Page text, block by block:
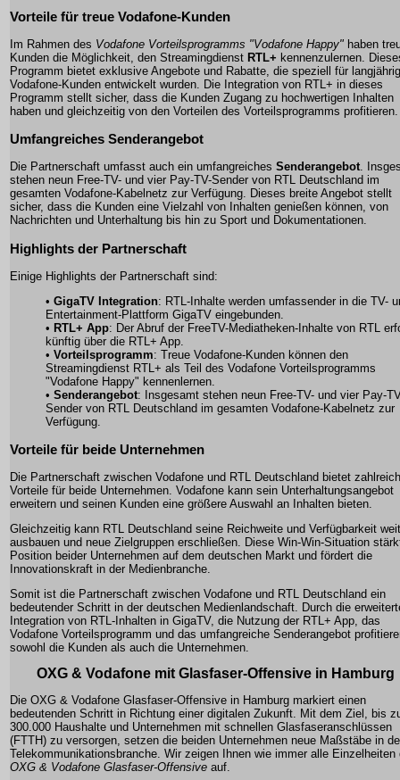
Vorteile für treue Vodafone-Kunden
Im Rahmen des Vodafone Vorteilsprogramms "Vodafone Happy" haben
Kunden die Möglichkeit, den Streamingdienst RTL+ kennenzulernen.
Programm bietet exklusive Angebote und Rabatte, die speziell für
Vodafone-Kunden entwickelt wurden. Die Integration von RTL+ in dieses
Programm stellt sicher, dass die Kunden Zugang zu hochwertigen Inhalten
haben und gleichzeitig von den Vorteilen des Vorteilsprogramms profitieren.
Umfangreiches Senderangebot
Die Partnerschaft umfasst auch ein umfangreiches Senderangebot.
stehen neun Free-TV- und vier Pay-TV-Sender von RTL Deutschland im
gesamten Vodafone-Kabelnetz zur Verfügung. Dieses breite Angebot stellt
sicher, dass die Kunden eine Vielzahl von Inhalten genießen können, von
Nachrichten und Unterhaltung bis hin zu Sport und Dokumentationen.
Highlights der Partnerschaft
Einige Highlights der Partnerschaft sind:
• GigaTV Integration: RTL-Inhalte werden umfassender in die TV-
Entertainment-Plattform GigaTV eingebunden.
• RTL+ App: Der Abruf der FreeTV-Mediatheken-Inhalte von RTL
künftig über die RTL+ App.
• Vorteilsprogramm: Treue Vodafone-Kunden können den
Streamingdienst RTL+ als Teil des Vodafone Vorteilsprogramms
"Vodafone Happy" kennenlernen.
• Senderangebot: Insgesamt stehen neun Free-TV- und vier Pay-
Sender von RTL Deutschland im gesamten Vodafone-Kabelnetz zur
Verfügung.
Vorteile für beide Unternehmen
Die Partnerschaft zwischen Vodafone und RTL Deutschland bietet
Vorteile für beide Unternehmen. Vodafone kann sein Unterhaltungsangebot
erweitern und seinen Kunden eine größere Auswahl an Inhalten bieten.
Gleichzeitig kann RTL Deutschland seine Reichweite und Verfügbarkeit
ausbauen und neue Zielgruppen erschließen. Diese Win-Win-Situation
Position beider Unternehmen auf dem deutschen Markt und fördert die
Innovationskraft in der Medienbranche.
Somit ist die Partnerschaft zwischen Vodafone und RTL Deutschland ein
bedeutender Schritt in der deutschen Medienlandschaft. Durch die
Integration von RTL-Inhalten in GigaTV, die Nutzung der RTL+ App, das
Vodafone Vorteilsprogramm und das umfangreiche Senderangebot
sowohl die Kunden als auch die Unternehmen.
OXG & Vodafone mit Glasfaser-Offensive in Hamburg
Die OXG & Vodafone Glasfaser-Offensive in Hamburg markiert einen
bedeutenden Schritt in Richtung einer digitalen Zukunft. Mit dem Ziel, bis
300.000 Haushalte und Unternehmen mit schnellen Glasfaseranschlüssen
(FTTH) zu versorgen, setzen die beiden Unternehmen neue Maßstäbe in
Telekommunikationsbranche. Wir zeigen Ihnen wie immer alle Einzelheiten
OXG & Vodafone Glasfaser-Offensive auf.